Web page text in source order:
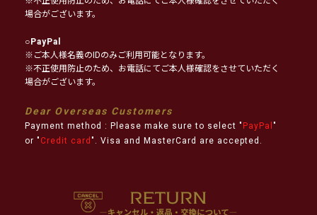
場合がございます。
○PayPal
※ご本人様名義のIDのみご利用可能となります。
※不正使用防止のため、お電話にてご本人様確認をさせていただく
場合がございます。
Dear Overseas Customers
Payment method : Please make sure to select " PayPal "
or " Credit card ". Visa and MasterCard are accepted.